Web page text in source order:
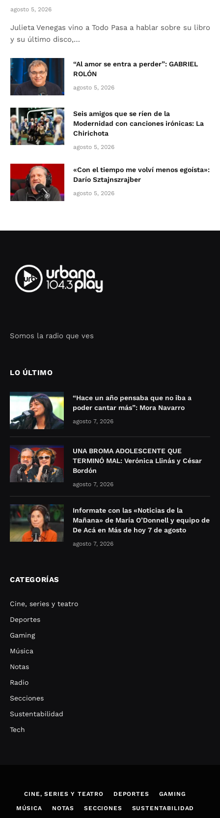
agosto 5, 2026
Julieta Venegas vino a Todo Pasa a hablar sobre su libro
y su último disco,…
“Al amor se entra a perder”: GABRIEL
ROLÓN
agosto 5, 2026
Seis amigos que se ríen de la
Modernidad con canciones irónicas: La
Chirichota
agosto 5, 2026
«Con el tiempo me volví menos egoísta»:
Darío Sztajnszrajber
agosto 5, 2026
Somos la radio que ves
LO ÚLTIMO
“Hace un año pensaba que no iba a
poder cantar más”: Mora Navarro
agosto 7, 2026
UNA BROMA ADOLESCENTE QUE
TERMINÓ MAL: Verónica Llinás y César
Bordón
agosto 7, 2026
Informate con las «Noticias de la
Mañana» de María O’Donnell y equipo de
De Acá en Más de hoy 7 de agosto
agosto 7, 2026
CATEGORÍAS
Cine, series y teatro
Deportes
Gaming
Música
Notas
Radio
Secciones
Sustentabilidad
Tech
CINE, SERIES Y TEATRO DEPORTES GAMING
MÚSICA NOTAS SECCIONES SUSTENTABILIDAD